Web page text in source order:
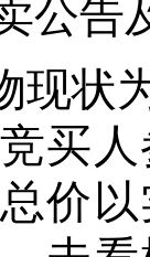
公告
现状
买
价